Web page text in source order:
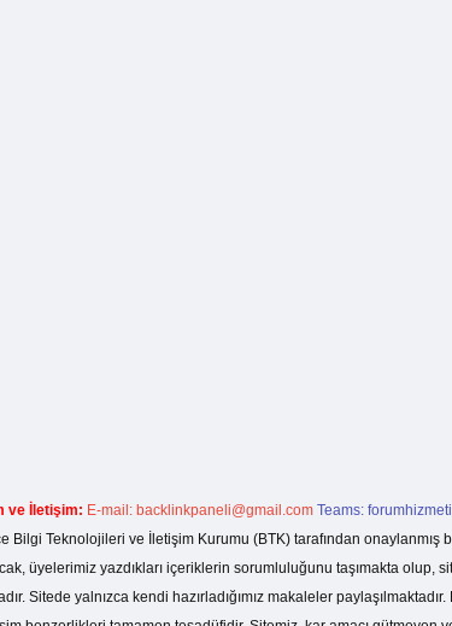
ve İletişim: E-mail: backlinkpaneli@gmail.com Teams:
Bilgi Teknolojileri ve İletişim Kurumu (BTK) tarafından
üyelerimiz yazdıkları içeriklerin sorumluluğunu taşımakta
Sitede yalnızca kendi hazırladığımız makaleler